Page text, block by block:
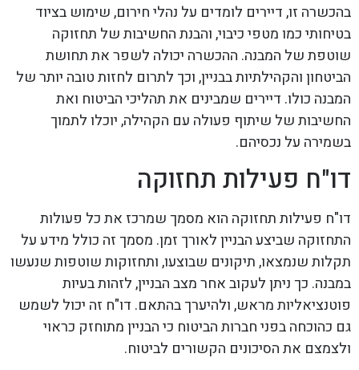
בהכשרה זו, דיירים לומדים על נהלי חירום, שימוש בציוד
בטיחותי כמו מטפי כיבוי, והבנת החשיבות של תחזוקה
שוטפת של המבנה. ההכשרה יכולה לשפר את תחושת
הביטחון והקהילתיות בבניין, וכך לתרום לחזות טובה יותר של
המבנה כולו. דיירים שמבינים את תהליכי הביטוח ואת
החשיבות של שיתוף פעולה עם הקהילה, יוכלו לתמוך
בשמירה על נכסיהם.
דו"ח פעילות תחזוקה
דו"ח פעילות תחזוקה הוא מסמך שמרכז את כל פעולות
התחזוקה שביצע הבניין לאורך זמן. מסמך זה כולל מידע על
תקלות שנמצאו, תיקונים שבוצעו, ותחזוקות שוטפות שנעשו
במבנה. כך ניתן לעקוב אחר מצב הבניין, לזהות בעיות
פוטנציאליות מראש, ולהיערך בהתאם. דו"ח זה יכול לשמש
גם כהוכחה בפני חברות הביטוח כי הבניין מתוחזק כראוי
ולצמצם את הסיכונים הקשורים לביטוח.